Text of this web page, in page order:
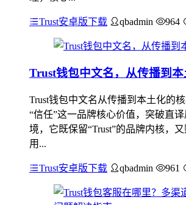
Trust安卓版下载 qbadmin 964
Trust钱包中文名，从传播到
Trust钱包中文名从传播到本土化的
“信任”这一品牌核心价值，突破直
境，它既保留“Trust”的品牌内核，
用...
Trust安卓版下载 qbadmin 961